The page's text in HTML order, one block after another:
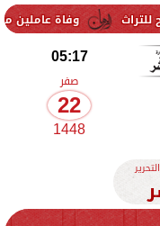
وفاة عاملين متأثرين
05:17
صفر
22
1448